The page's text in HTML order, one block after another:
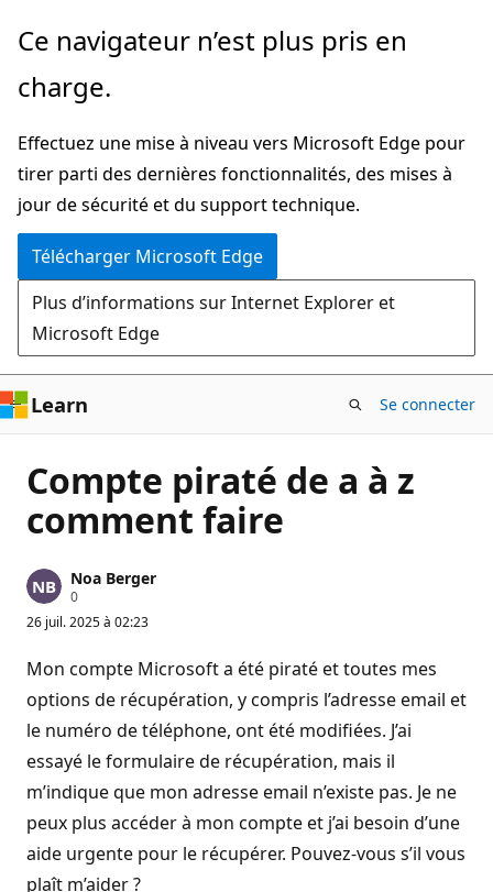
Passer
directement
au
principal
Ce navigateur n’est plus pris en
charge.
Effectuez une mise à niveau vers Microsoft Edge pour
tirer parti des dernières fonctionnalités, des mises à
jour de sécurité et du support technique.
Télécharger Microsoft Edge
Plus d’informations sur Internet Explorer et
Microsoft Edge
Learn Se connecter
Compte piraté de a à z
comment faire
Noa Berger
0P
i
t
s
d
e
r
p
t
t
o
n
26 juil. 2025 à 02:23
Mon compte Microsoft a été piraté et toutes mes
options de récupération, y compris l’adresse email et
le numéro de téléphone, ont été modifiées. J’ai
essayé le formulaire de récupération, mais il
m’indique que mon adresse email n’existe pas. Je ne
peux plus accéder à mon compte et j’ai besoin d’une
aide urgente pour le récupérer. Pouvez-vous s’il vous
plaît m’aider ?